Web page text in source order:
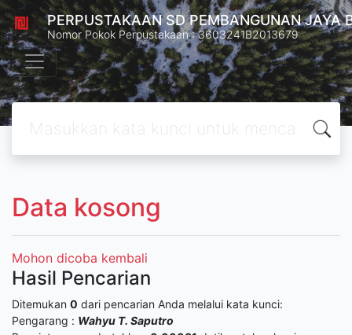
PERPUSTAKAAN SD PEMBANGUNAN JAYA
Nomor Pokok Perpustakaan : 3603241B2013679
Data kosong
Mohon dicoba kembali
Hasil Pencarian
Ditemukan 0 dari pencarian Anda melalui kata kunci:
Pengarang : Wahyu T. Saputro